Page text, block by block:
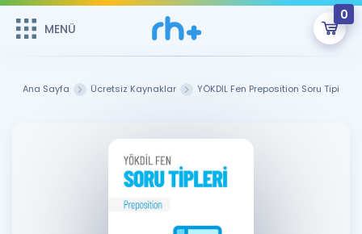
MENÜ
0
Şifremi Hatırlamıyorum
GİRİŞ YAP
Remzi Hoca ile seni sınava hazırlayacak onlarca eğitim seni
bekliyor!
MENÜ
Çalışma Paketleri
Kitaplar ve Kaynaklar
Ana Sayfa Ücretsiz Kaynaklar YÖKDİL Fen Preposition Soru Tipi